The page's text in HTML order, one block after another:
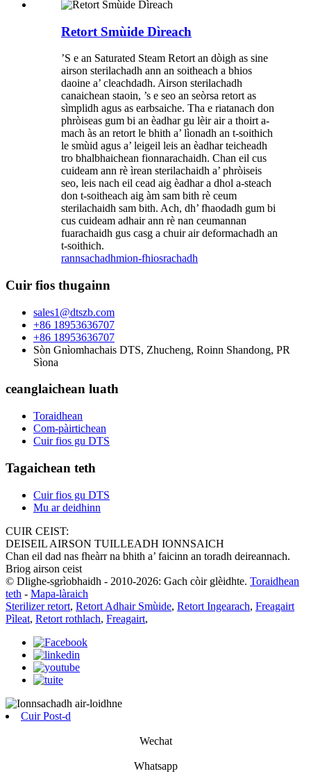
Retort Smùide Dìreach
’S e an Saturated Steam Retort an dòigh as sine
airson sterilachadh ann an soitheach a bhios
daoine a’ cleachdadh. Airson sterilachadh
canaichean staoin, ’s e seo an seòrsa retort as
sìmplidh agus as earbsaiche. Tha e riatanach don
phròiseas gum bi an èadhar gu lèir air a thoirt a-
mach às an retort le bhith a’ lìonadh an t-soithich
le smùid agus a’ leigeil leis an èadhar teicheadh ​​
tro bhalbhaichean fionnarachaidh. Chan eil cus
cuideam ann rè ìrean sterilachaidh a’ phròiseis
seo, leis nach eil cead aig èadhar a dhol a-steach
don t-soitheach aig àm sam bith rè ceum
sterilachaidh sam bith. Ach, dh’ fhaodadh gum bi
cus cuideam adhair ann rè nan ceumannan
fuarachaidh gus casg a chuir air deformachadh an
t-soithich.
rannsachadhmion-fhiosrachadh
Cuir fios thugainn
sales1@dtszb.com
+86 18953636707
+86 18953636707
Sòn Gnìomhachais DTS, Zhucheng, Roinn Shandong, PR
Sìona
ceanglaichean luath
Toraidhean
Com-pàirtichean
Cuir fios gu DTS
Tagaichean teth
Cuir fios gu DTS
Mu ar deidhinn
CUIR CEIST:
DEISEIL AIRSON TUILLEADH IONNSAICH
Chan eil dad nas fheàrr na bhith a’ faicinn an toradh deireannach.
Briog airson ceist
© Dlighe-sgrìobhaidh - 2010-2026: Gach còir glèidhte. Toraidhean
teth - Mapa-làraich
Sterilizer retort, Retort Adhair Smùide, Retort Ingearach, Freagairt
Pìleat, Retort rothlach, Freagairt,
Cuir Post-d
Wechat
Whatsapp